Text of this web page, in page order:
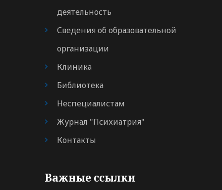
деятельность
Сведения об образовательной
организации
Клиника
Библиотека
Неспециалистам
Журнал "Психиатрия"
Контакты
Важные ссылки